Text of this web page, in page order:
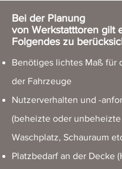
Bei der Planung
von Werkstatttoren gilt
Folgendes zu
Benötiges lichtes Maß für
der Fahrzeuge
Nutzerverhalten und -
(beheizte oder unbeheizte
Waschplatz, Schauraum
Platzbedarf an der Decke